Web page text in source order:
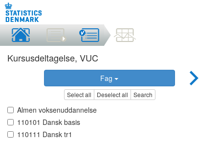
Kursusdeltagelse, VUC
Fag
Select all Deselect all Search
Almen voksenuddannelse
110101 Dansk basis
110111 Dansk tr1